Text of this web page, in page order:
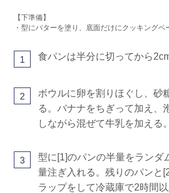
【下準備】
・型にバターを塗り、底面だけにクッキングペ
1 食パンは半分に切ってから
2
ボウルに卵を割りほぐし、砂
る。バナナをちぎって加え、
しながら混ぜて牛乳を加える。
3
型に[1]のパンの半量をランダ
量注ぎ入れる。残りのパンと
ラップをして冷蔵庫で2時間